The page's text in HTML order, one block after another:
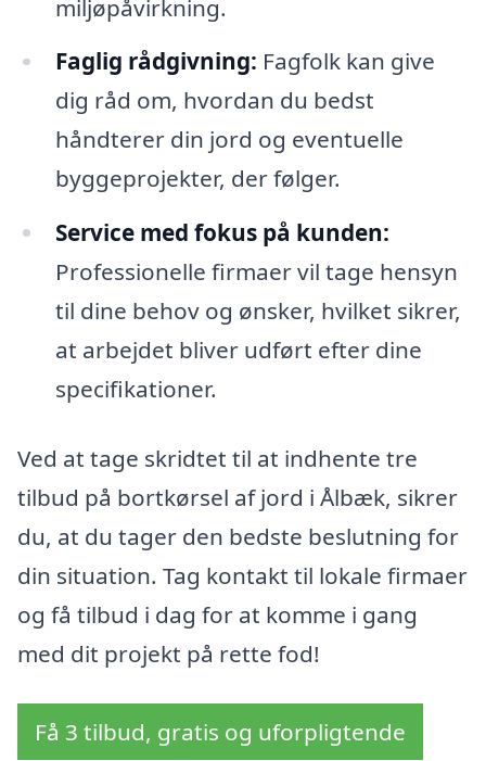
miljøpåvirkning.
Faglig rådgivning: Fagfolk kan give
dig råd om, hvordan du bedst
håndterer din jord og eventuelle
byggeprojekter, der følger.
Service med fokus på kunden:
Professionelle firmaer vil tage hensyn
til dine behov og ønsker, hvilket sikrer,
at arbejdet bliver udført efter dine
specifikationer.
Ved at tage skridtet til at indhente tre
tilbud på bortkørsel af jord i Ålbæk, sikrer
du, at du tager den bedste beslutning for
din situation. Tag kontakt til lokale firmaer
og få tilbud i dag for at komme i gang
med dit projekt på rette fod!
Få 3 tilbud, gratis og uforpligtende